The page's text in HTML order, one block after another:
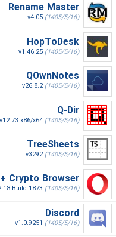
Rename Master
v4.05 (1405/5/16)
HopToDesk
v1.46.25 (1405/5/16)
QOwnNotes
v26.8.2(1405/5/16)
Q-Dir
v12.73 x86/x64 (1405/5/16)
TreeSheets
v3292(1405/5/16)
Crypto Browser
Build 1873 (1405/5/16)
Discord
v1.0.9251 (1405/5/16)